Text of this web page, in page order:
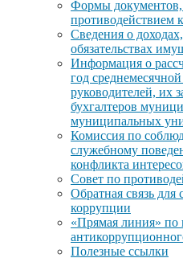
Формы документов,
противодействием
Сведения о
обязательствах
Информация о
год
руководителей, их
бухгалтеров
муниципальных
Комиссия по
служебному
конфликта
Совет по
Обратная связь
коррупции
«Прямая линия» по
Полезные ссылки